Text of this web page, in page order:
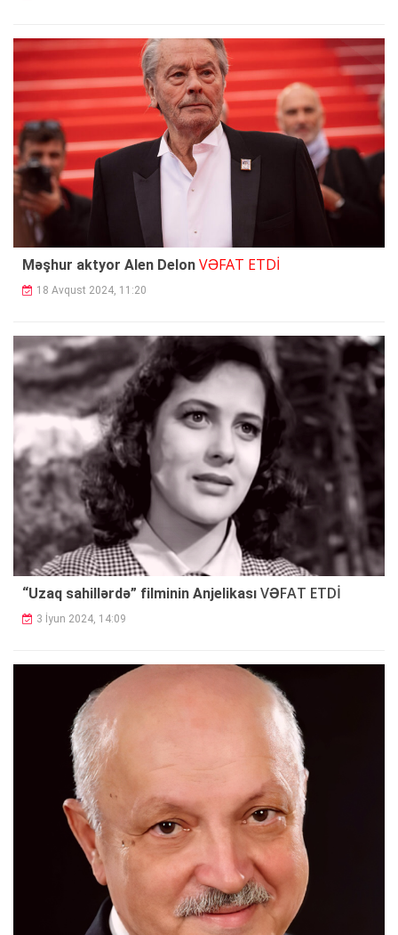
Məşhur aktyor Alen Delon VƏFAT ETDİ
18 Avqust 2024, 11:20
“Uzaq sahillərdə” filminin Anjelikası VƏFAT ETDİ
3 İyun 2024, 14:09